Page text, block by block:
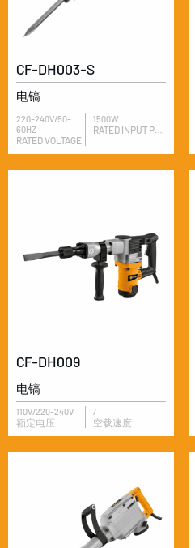
CF-DH003-S
电镐
220-240V/50-
60HZ
RATED VOLTAGE
1500W
RATED INPUT POWER
CF-DH009
电镐
110V/220-240V
额定电压
/
空载速度